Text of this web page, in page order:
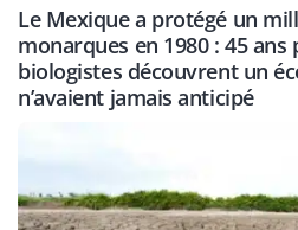
Le Mexique a protégé un
monarques en 1980 : 45 ans
biologistes découvrent un
n’avaient jamais anticipé